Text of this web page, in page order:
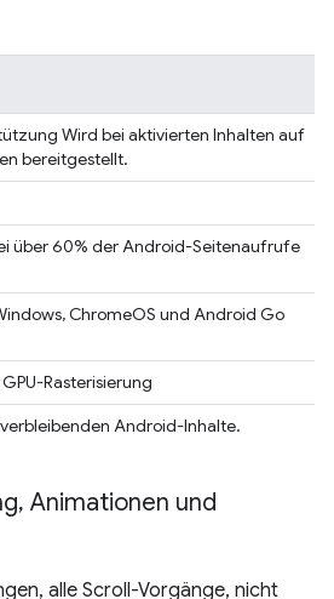
Wird bei aktivierten Inhalten auf
bereitgestellt.
über 60% der Android-Seitenaufrufe
ChromeOS und Android Go
Rasterisierung
Android-Inhalte.
, Animationen und
alle Scroll-Vorgänge, nicht